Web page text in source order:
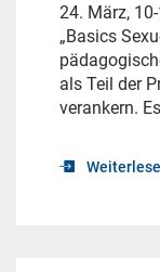
24. März,
„Basics
als Teil der
verankern.